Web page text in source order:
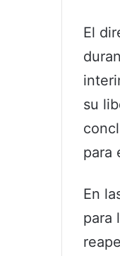
El
su
para
En
para